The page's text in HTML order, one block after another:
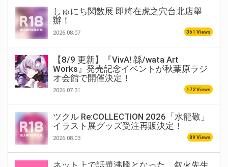
しゅにち関数展 即將在虎之穴台北店舉
辦！
2026.08.07 361 Views
【8/9 更新】『VivA! 緜/wata Art
Works』発売記念イベントが秋葉原ラジ
オ会館で開催決定！
2026.07.31 172 Views
ツクル Re:COLLECTION 2026「水龍敬」
イラスト展グッズ受注再販決定！
2026.08.03 89 Views